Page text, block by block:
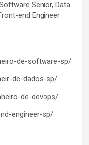
Senior, Data
end Engineer
de-software-sp/
de-dados-sp/
de-devops/
engineer-sp/